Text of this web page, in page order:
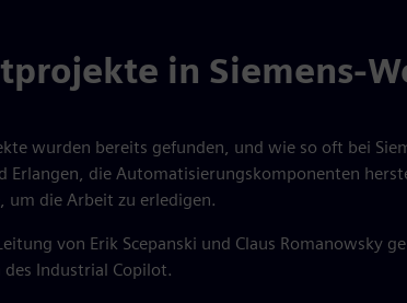
in Siemens-
wurden bereits gefunden, und wie so oft bei
Erlangen, die Automatisierungskomponenten
um die Arbeit zu erledigen.
von Erik Scepanski und Claus Romanowsky
Industrial Copilot.